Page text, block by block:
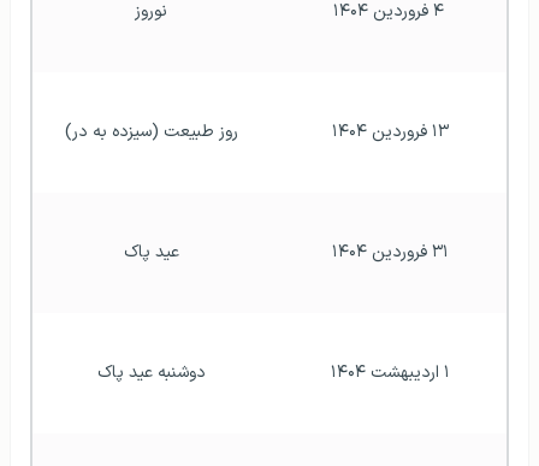
۴ فروردین ۱۴۰۴ نوروز
۱۳ فروردین ۱۴۰۴ روز طبیعت (سیزده به در)
۳۱ فروردین ۱۴۰۴ عيد پاک
۱ اردیبهشت ۱۴۰۴ دوشنبه عيد پاک